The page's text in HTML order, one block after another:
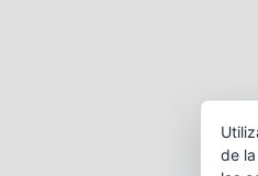
de